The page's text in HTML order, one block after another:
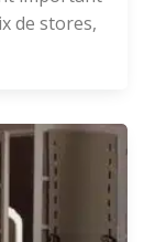
de stores,